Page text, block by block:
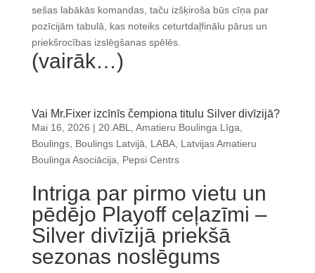
sešas labākās komandas, taču izšķiroša būs cīņa par
pozīcijām tabulā, kas noteiks ceturtdaļfinālu pārus un
priekšrocības izslēgšanas spēlēs.
(vairāk…)
Vai Mr.Fixer izcīnīs čempiona titulu Silver divīzijā?
Mai 16, 2026 | 20.ABL Amatieru Boulinga Līga
Boulings, Boulings Latvijā LABA, Latvijas Amatieru
Boulinga Asociācija
Pepsi Centrs
Intriga par pirmo vietu un
pēdējo Playoff ceļazīmi –
Silver divīzijā priekšā
sezonas noslēgums